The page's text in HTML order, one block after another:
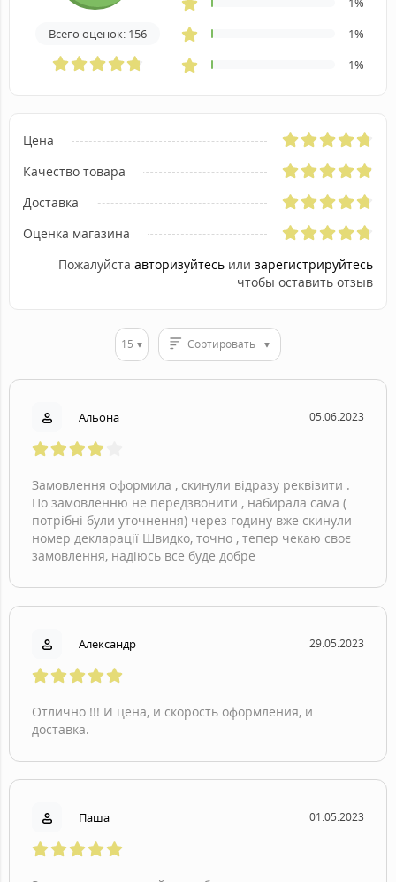
Всего оценок: 156
1%
1%
Цена
Качество товара
Доставка
Оценка магазина
Пожалуйста авторизуйтесь или зарегистрируйтесь
чтобы оставить отзыв
15 Сортировать
Альона 05.06.2023
Замовлення оформила , скинули відразу реквізити .
По замовленню не передзвонити , набирала сама (
потрібні були уточнення) через годину вже скинули
номер декларації Швидко, точно , тепер чекаю своє
замовлення, надіюсь все буде добре
Александp 29.05.2023
Отлично !!! И цена, и скорость оформления, и
доставка.
Паша 01.05.2023